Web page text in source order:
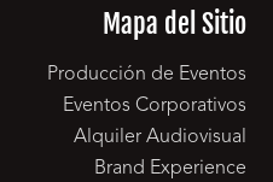
Mapa del Sitio
Producción de Eventos
Eventos Corporativos
Alquiler Audiovisual
Brand Experience